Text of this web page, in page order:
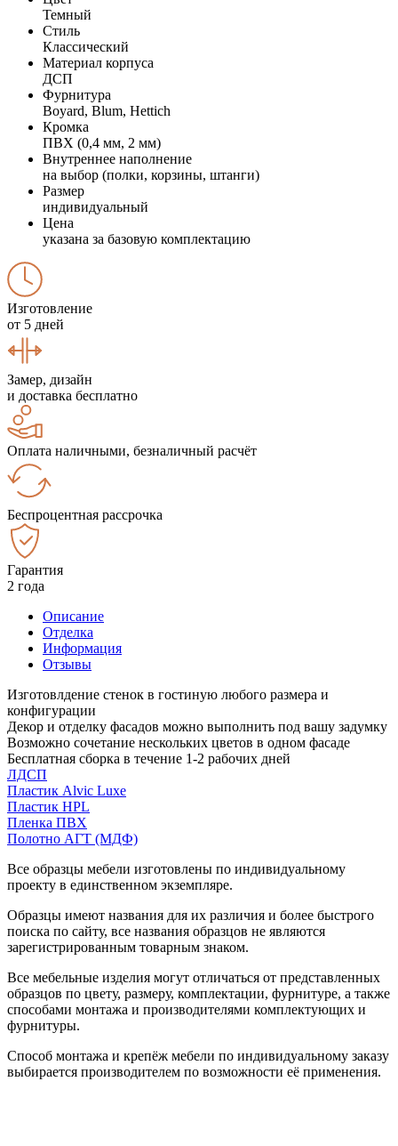
Темный
Стиль
Классический
Материал корпуса
ДСП
Фурнитура
Boyard, Blum, Hettich
Кромка
ПВХ (0,4 мм, 2 мм)
Внутреннее наполнение
на выбор (полки, корзины, штанги)
Размер
индивидуальный
Цена
указана за базовую комплектацию
Изготовление
от 5 дней
Замер, дизайн
и доставка бесплатно
Оплата наличными, безналичный расчёт
Беспроцентная рассрочка
Гарантия
2 года
Описание
Отделка
Информация
Отзывы
Изготовлдение стенок в гостиную любого размера и
конфигурации
Декор и отделку фасадов можно выполнить под вашу задумку
Возможно сочетание нескольких цветов в одном фасаде
Бесплатная сборка в течение 1-2 рабочих дней
ЛДСП
Пластик Alvic Luxe
Пластик HPL
Пленка ПВХ
Полотно АГТ (МДФ)
Все образцы мебели изготовлены по индивидуальному
проекту в единственном экземпляре.
Образцы имеют названия для их различия и более быстрого
поиска по сайту, все названия образцов не являются
зарегистрированным товарным знаком.
Все мебельные изделия могут отличаться от представленных
образцов по цвету, размеру, комплектации, фурнитуре, а также
способами монтажа и производителями комплектующих и
фурнитуры.
Способ монтажа и крепёж мебели по индивидуальному заказу
выбирается производителем по возможности её применения.